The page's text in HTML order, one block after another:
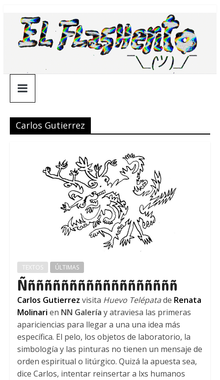
contenido
¯\_(ツ)_/
¯
Carlos Gutierrez
TEXTOS ÚLTIMAS
Ñññññññññññññññññññ
Carlos Gutierrez visita Huevo Telépatade Renata
Molinari en NN Galería y atraviesa las primeras
apariciencias para llegar a una una idea más
específica. El pelo, los objetos de laboratorio, la
simbología y las pinturas no tienen un mensaje de
orden espiritual o litúrgico. Quizá la apuesta sea,
dice Carlos, intentar reinsertar a lxs humanos